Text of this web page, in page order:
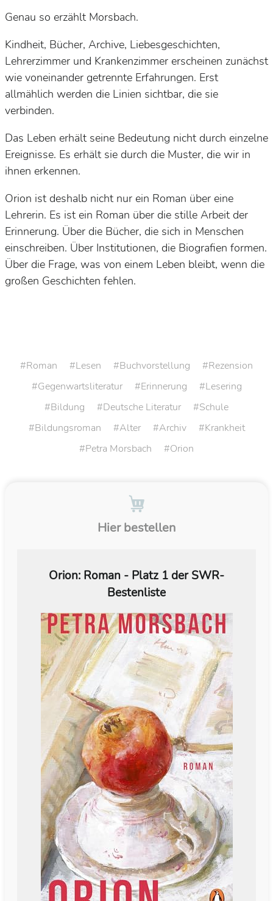
Genau so erzählt Morsbach.
Kindheit, Bücher, Archive, Liebesgeschichten,
Lehrerzimmer und Krankenzimmer erscheinen zunächst
wie voneinander getrennte Erfahrungen. Erst
allmählich werden die Linien sichtbar, die sie
verbinden.
Das Leben erhält seine Bedeutung nicht durch einzelne
Ereignisse. Es erhält sie durch die Muster, die wir in
ihnen erkennen.
Orion ist deshalb nicht nur ein Roman über eine
Lehrerin. Es ist ein Roman über die stille Arbeit der
Erinnerung. Über die Bücher, die sich in Menschen
einschreiben. Über Institutionen, die Biografien formen.
Über die Frage, was von einem Leben bleibt, wenn die
großen Geschichten fehlen.
Roman Lesen Buchvorstellung
Rezension
Gegenwartsliteratur
Erinnerung
Lesering
Bildung
Deutsche Literatur
Schule
Bildungsroman
Alter Archiv
Krankheit
Petra Morsbach
Orion
Hier bestellen
Orion: Roman - Platz 1 der SWR-
Bestenliste